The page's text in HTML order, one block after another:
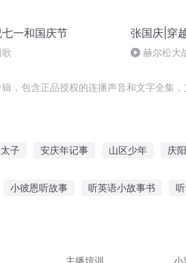
一和国庆节
歌
张国庆|穿
赫尔松大
，包含正品授权的连播声音和文字全集
子 安庆年记事 山区少年 庆
小彼恩听故事 听英语小故事书
主播培训 小